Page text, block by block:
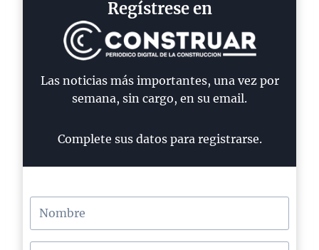
Regístrese en
Las noticias más importantes, una vez por
semana, sin cargo, en su email.
Complete sus datos para registrarse.